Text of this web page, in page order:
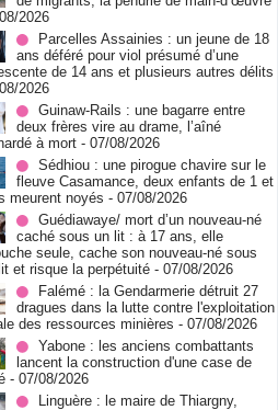
2026
Parcelles Assainies : un jeune de 18
ans déféré pour viol présumé d’une
de 14 ans et plusieurs autres délits
2026
Guinaw-Rails : une bagarre entre
deux frères vire au drame, l’aîné
à mort - 07/08/2026
Sédhiou : une pirogue chavire sur le
fleuve Casamance, deux enfants de 1 et
meurent noyés - 07/08/2026
Guédiawaye/ mort d’un nouveau-né
caché sous un lit : à 17 ans, elle
seule, cache son nouveau-né sous
et risque la perpétuité - 07/08/2026
Falémé : la Gendarmerie détruit 27
dragues dans la lutte contre l'exploitation
des ressources minières - 07/08/2026
Yabone : les anciens combattants
lancent la construction d'une case de
- 07/08/2026
Linguère : le maire de Thiargny,